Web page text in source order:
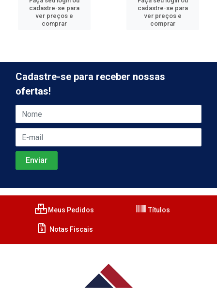
cadastre-se para
ver preços e
comprar
cadastre-se para
ver preços e
comprar
Cadastre-se para receber nossas
ofertas!
Meus Pedidos Títulos
Notas Fiscais